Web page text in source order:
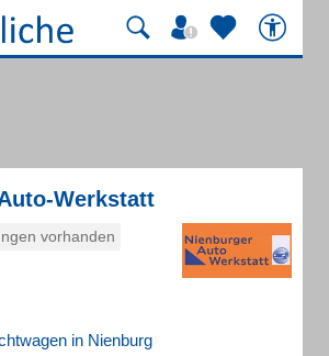
Werkstatt
vorhanden
in Nienburg